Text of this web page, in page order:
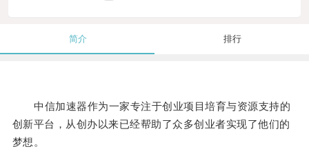
简介 排行
中信加速器作为一家专注于创业项目培育与资源支持的
创新平台，从创办以来已经帮助了众多创业者实现了他们的
梦想。